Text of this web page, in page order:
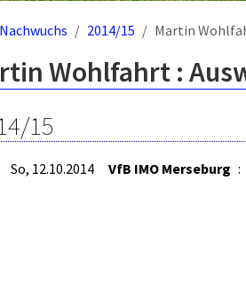
Nachwuchs 2014/15 Martin
Wohlfahrt :
15
So, 12.10.2014 VfB IMO Merseburg :